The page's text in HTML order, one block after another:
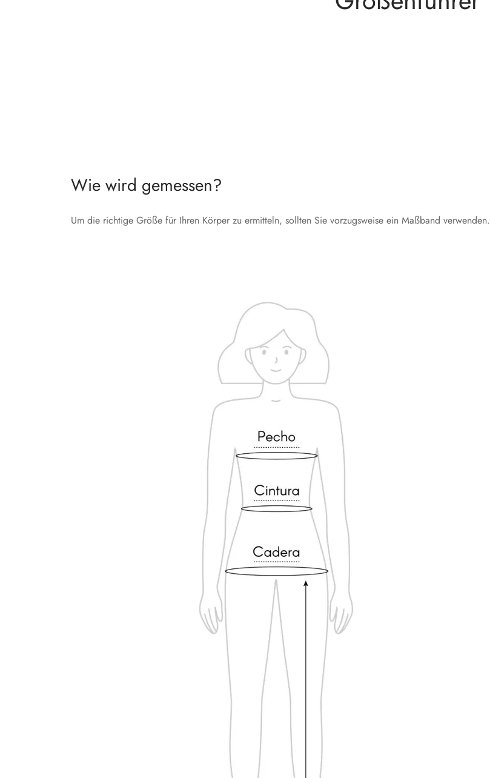
Wie wird gemessen?
Um die richtige Größe für Ihren Körper zu ermitteln, sollten Sie vorzugsweise ein Maßband verwenden.